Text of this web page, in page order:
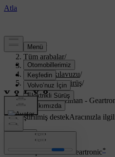
Destek
Tüm arabalar/
XC70 2016/
Kullanıcı kılavuzu/
Çalıştırma ve sürüş/
Şanzıman/
Otomatik şanzıman -
Özelleştirilmiş destekAracınızla
Otomatik şanzıman - Geartronic*